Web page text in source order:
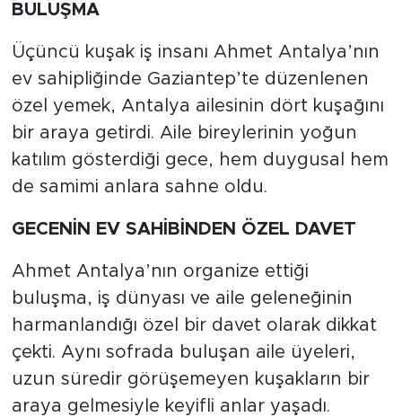
BULUŞMA
Üçüncü kuşak iş insanı Ahmet Antalya’nın
ev sahipliğinde Gaziantep’te düzenlenen
özel yemek, Antalya ailesinin dört kuşağını
bir araya getirdi. Aile bireylerinin yoğun
katılım gösterdiği gece, hem duygusal hem
de samimi anlara sahne oldu.
GECENİN EV SAHİBİNDEN ÖZEL DAVET
Ahmet Antalya’nın organize ettiği
buluşma, iş dünyası ve aile geleneğinin
harmanlandığı özel bir davet olarak dikkat
çekti. Aynı sofrada buluşan aile üyeleri,
uzun süredir görüşemeyen kuşakların bir
araya gelmesiyle keyifli anlar yaşadı.